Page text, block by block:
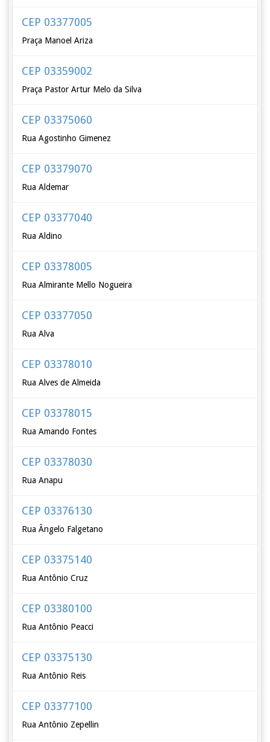
CEP 03377005
Praça Manoel Ariza
CEP 03359002
Praça Pastor Artur Melo da Silva
CEP 03375060
Rua Agostinho Gimenez
CEP 03379070
Rua Aldemar
CEP 03377040
Rua Aldino
CEP 03378005
Rua Almirante Mello Nogueira
CEP 03377050
Rua Alva
CEP 03378010
Rua Alves de Almeida
CEP 03378015
Rua Amando Fontes
CEP 03378030
Rua Anapu
CEP 03376130
Rua Ângelo Falgetano
CEP 03375140
Rua Antônio Cruz
CEP 03380100
Rua Antônio Peacci
CEP 03375130
Rua Antônio Reis
CEP 03377100
Rua Antônio Zepellin